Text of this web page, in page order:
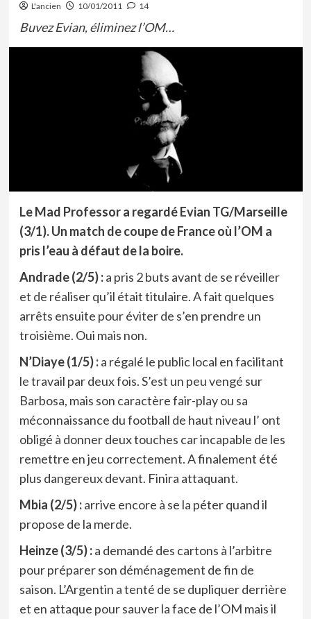
L'ancien 10/01/2011 14
Buvez Evian, éliminez l’OM…
Le Mad Professor a regardé Evian TG/Marseille
(3/1). Un match de coupe de France où l’OM a
pris l’eau à défaut de la boire.
Andrade (2/5) :a pris 2 buts avant de se réveiller
et de réaliser qu’il était titulaire. A fait quelques
arrêts ensuite pour éviter de s’en prendre un
troisième. Oui mais non.
N’Diaye (1/5) :a régalé le public local en facilitant
le travail par deux fois. S’est un peu vengé sur
Barbosa, mais son caractère fair-play ou sa
méconnaissance du football de haut niveau l’ ont
obligé à donner deux touches car incapable de les
remettre en jeu correctement. A finalement été
plus dangereux devant. Finira attaquant.
Mbia (2/5) :arrive encore à se la péter quand il
propose de la merde.
Heinze (3/5) :a demandé des cartons à l’arbitre
pour préparer son déménagement de fin de
saison. L’Argentin a tenté de se dupliquer derrière
et en attaque pour sauver la face de l’OM mais il